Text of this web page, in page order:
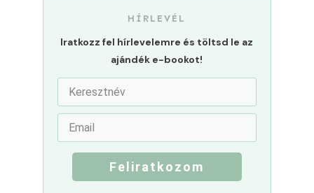
HÍRLEVÉL
Iratkozz fel hírlevelemre és töltsd le az
ajándék e-bookot!
Feliratkozom